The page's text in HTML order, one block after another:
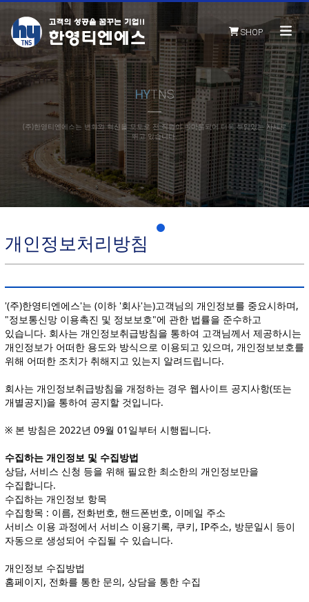
SHOP
HYTNS
(주)한영티엔에스는 변화와 혁신을 모토로 전 직원이 한마음되어 더욱 책임있는 자세로
뛰고 있습니다.
개인정보처리방침
'(주)한영티엔에스'는 (이하 '회사'는)고객님의 개인정보를 중요시하며,
"정보통신망 이용촉진 및 정보보호"에 관한 법률을 준수하고
있습니다. 회사는 개인정보취급방침을 통하여 고객님께서 제공하시는
개인정보가 어떠한 용도와 방식으로 이용되고 있으며, 개인정보보호를
위해 어떠한 조치가 취해지고 있는지 알려드립니다.
회사는 개인정보취급방침을 개정하는 경우 웹사이트 공지사항(또는
개별공지)을 통하여 공지할 것입니다.
※ 본 방침은 2022년 09월 01일부터 시행됩니다.
수집하는 개인정보 및 수집방법
상담, 서비스 신청 등을 위해 필요한 최소한의 개인정보만을
수집합니다.
수집하는 개인정보 항목
수집항목 : 이름, 전화번호, 핸드폰번호, 이메일 주소
서비스 이용 과정에서 서비스 이용기록, 쿠키, IP주소, 방문일시 등이
자동으로 생성되어 수집될 수 있습니다.
개인정보 수집방법
홈페이지, 전화를 통한 문의, 상담을 통한 수집